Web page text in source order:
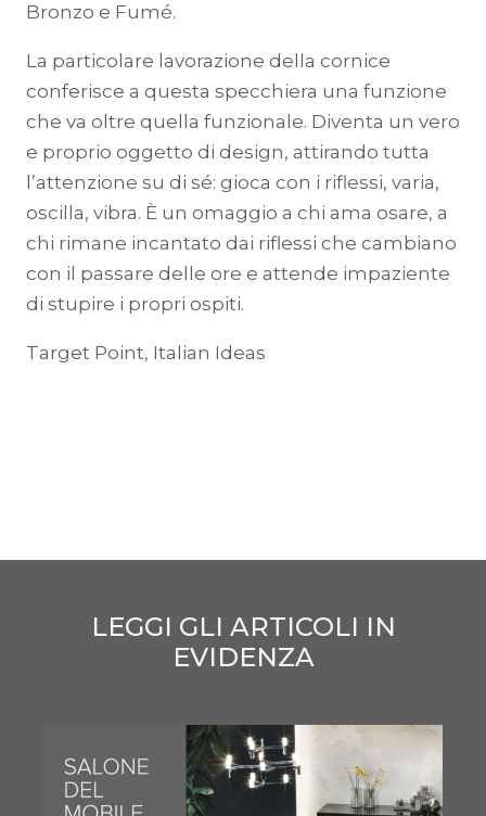
Bronzo e Fumé.
La particolare lavorazione della cornice
conferisce a questa specchiera una funzione
che va oltre quella funzionale. Diventa un vero
e proprio oggetto di design, attirando tutta
l’attenzione su di sé: gioca con i riflessi, varia,
oscilla, vibra. È un omaggio a chi ama osare, a
chi rimane incantato dai riflessi che cambiano
con il passare delle ore e attende impaziente
di stupire i propri ospiti.
Target Point, Italian Ideas
LEGGI GLI ARTICOLI IN
EVIDENZA